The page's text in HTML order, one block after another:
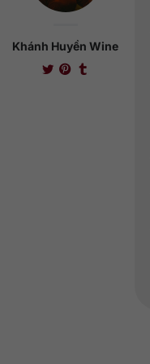
Khánh Huyền Wine